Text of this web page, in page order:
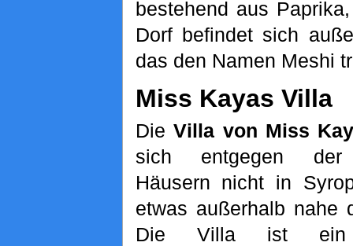
bestehend aus
Dorf befindet sich
das den Namen Meshi
Miss Kayas Villa
DieVilla von Miss
sich entgegen der
Häusern nicht in
etwas außerhalb nahe
Die Villa ist ein